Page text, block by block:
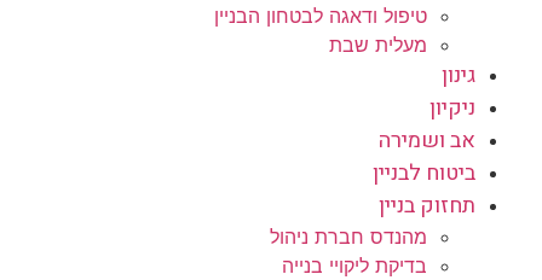
טיפול ודאגה לבטחון הבניין
מעלית שבת
גינון
ניקיון
אב ושמירה
ביטוח לבניין
תחזוק בניין
מהנדס חברת ניהול
בדיקת ליקויי בנייה